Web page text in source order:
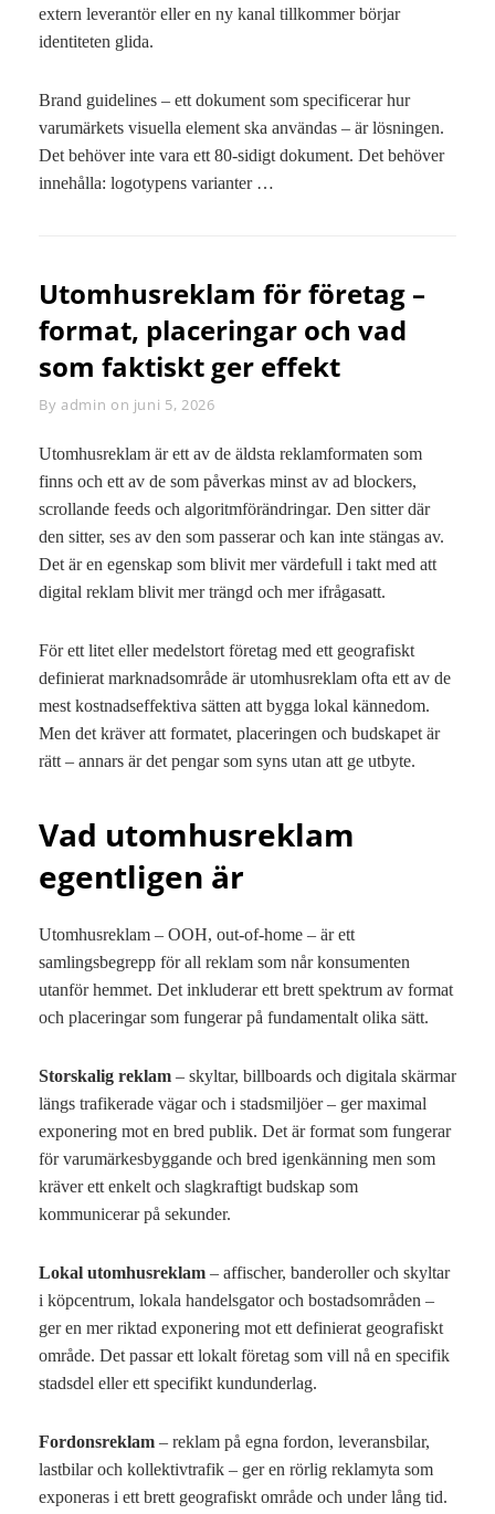
extern leverantör eller en ny kanal tillkommer börjar
identiteten glida.
Brand guidelines – ett dokument som specificerar hur
varumärkets visuella element ska användas – är lösningen.
Det behöver inte vara ett 80-sidigt dokument. Det behöver
innehålla: logotypens varianter …
Utomhusreklam för företag –
format, placeringar och vad
som faktiskt ger effekt
By Byline
admin on juni 5, 2026
Utomhusreklam är ett av de äldsta reklamformaten som
finns och ett av de som påverkas minst av ad blockers,
scrollande feeds och algoritmförändringar. Den sitter där
den sitter, ses av den som passerar och kan inte stängas av.
Det är en egenskap som blivit mer värdefull i takt med att
digital reklam blivit mer trängd och mer ifrågasatt.
För ett litet eller medelstort företag med ett geografiskt
definierat marknadsområde är utomhusreklam ofta ett av de
mest kostnadseffektiva sätten att bygga lokal kännedom.
Men det kräver att formatet, placeringen och budskapet är
rätt – annars är det pengar som syns utan att ge utbyte.
Vad utomhusreklam
egentligen är
Utomhusreklam – OOH, out-of-home – är ett
samlingsbegrepp för all reklam som når konsumenten
utanför hemmet. Det inkluderar ett brett spektrum av format
och placeringar som fungerar på fundamentalt olika sätt.
Storskalig reklam – skyltar, billboards och digitala skärmar
längs trafikerade vägar och i stadsmiljöer – ger maximal
exponering mot en bred publik. Det är format som fungerar
för varumärkesbyggande och bred igenkänning men som
kräver ett enkelt och slagkraftigt budskap som
kommunicerar på sekunder.
Lokal utomhusreklam – affischer, banderoller och skyltar
i köpcentrum, lokala handelsgator och bostadsområden –
ger en mer riktad exponering mot ett definierat geografiskt
område. Det passar ett lokalt företag som vill nå en specifik
stadsdel eller ett specifikt kundunderlag.
Fordonsreklam – reklam på egna fordon, leveransbilar,
lastbilar och kollektivtrafik – ger en rörlig reklamyta som
exponeras i ett brett geografiskt område och under lång tid.